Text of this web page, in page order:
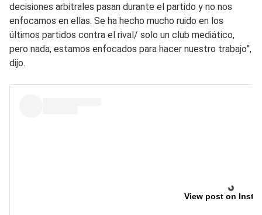
decisiones arbitrales pasan durante el partido y no nos
enfocamos en ellas. Se ha hecho mucho ruido en los
últimos partidos contra el rival/ solo un club mediático,
pero nada, estamos enfocados para hacer nuestro trabajo”,
dijo.
View post on